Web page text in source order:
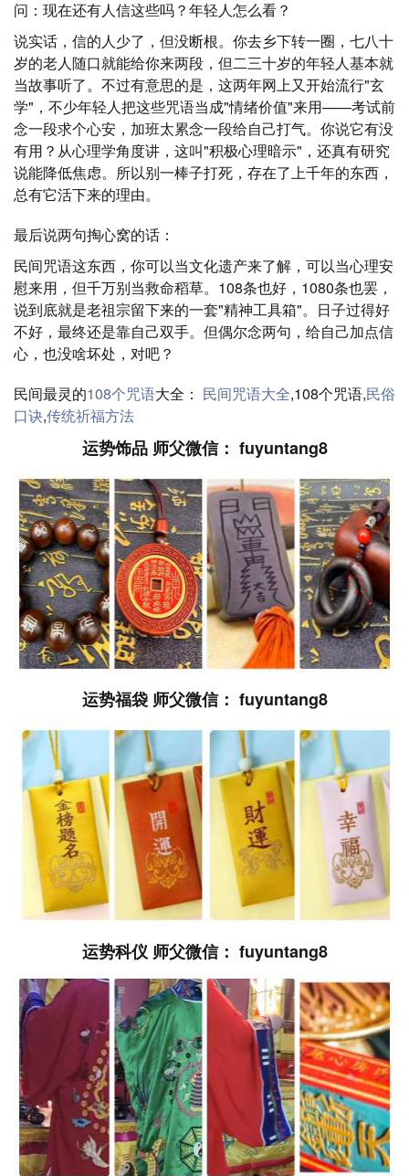
问：现在还有人信这些吗？年轻人怎么看？
说实话，信的人少了，但没断根。你去乡下转一圈，七八十
岁的老人随口就能给你来两段，但二三十岁的年轻人基本就
当故事听了。不过有意思的是，这两年网上又开始流行"玄
学"，不少年轻人把这些咒语当成"情绪价值"来用——考试前
念一段求个心安，加班太累念一段给自己打气。你说它有没
有用？从心理学角度讲，这叫"积极心理暗示"，还真有研究
说能降低焦虑。所以别一棒子打死，存在了上千年的东西，
总有它活下来的理由。
最后说两句掏心窝的话：
民间咒语这东西，你可以当文化遗产来了解，可以当心理安
慰来用，但千万别当救命稻草。108条也好，1080条也罢，
说到底就是老祖宗留下来的一套"精神工具箱"。日子过得好
不好，最终还是靠自己双手。但偶尔念两句，给自己加点信
心，也没啥坏处，对吧？
民间最灵的108个咒语大全： 民间咒语大全,108个咒语,民俗
口诀,传统祈福方法
运势饰品 师父微信： fuyuntang8
运势福袋 师父微信： fuyuntang8
运势科仪 师父微信： fuyuntang8